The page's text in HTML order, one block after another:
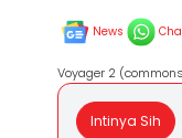
News
Voyager 2
Intinya Sih